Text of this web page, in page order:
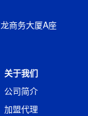
商务大厦A座
关于我们
公司简介
加盟代理